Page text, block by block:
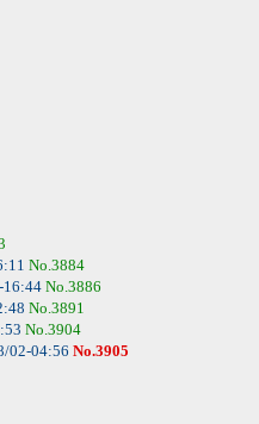
No.3884
16:44No.3886
No.3891
No.3904
02-04:56 No.3905